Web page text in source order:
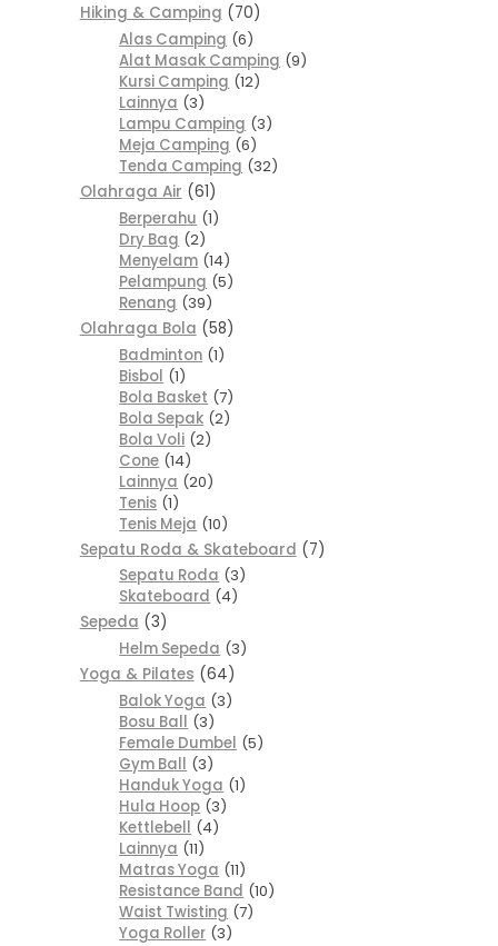
Hiking & Camping
70
Alas Camping 6
Alat Masak Camping 9
Kursi Camping 12
Lainnya 3
Lampu Camping 3
Meja Camping 6
Tenda Camping 32
Olahraga Air
61
Berperahu 1
Dry Bag 2
Menyelam 14
Pelampung 5
Renang 39
Olahraga Bola
58
Badminton 1
Bisbol 1
Bola Basket 7
Bola Sepak 2
Bola Voli 2
Cone 14
Lainnya 20
Tenis 1
Tenis Meja 10
Sepatu Roda & Skateboard
7
Sepatu Roda 3
Skateboard 4
Sepeda
3
Helm Sepeda 3
Yoga & Pilates
64
Balok Yoga 3
Bosu Ball 3
Female Dumbel 5
Gym Ball 3
Handuk Yoga 1
Hula Hoop 3
Kettlebell 4
Lainnya 11
Matras Yoga 11
Resistance Band 10
Waist Twisting 7
Yoga Roller 3